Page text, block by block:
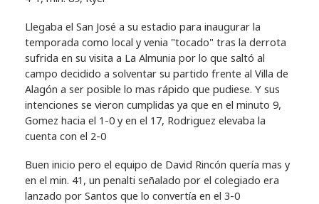
Llegaba el San José a su estadio para inaugurar la
temporada como local y venia "tocado" tras la derrota
sufrida en su visita a La Almunia por lo que saltó al
campo decidido a solventar su partido frente al Villa de
Alagón a ser posible lo mas rápido que pudiese. Y sus
intenciones se vieron cumplidas ya que en el minuto 9,
Gomez hacia el 1-0 y en el 17, Rodriguez elevaba la
cuenta con el 2-0
Buen inicio pero el equipo de David Rincón quería mas y
en el min. 41, un penalti señalado por el colegiado era
lanzado por Santos que lo convertía en el 3-0